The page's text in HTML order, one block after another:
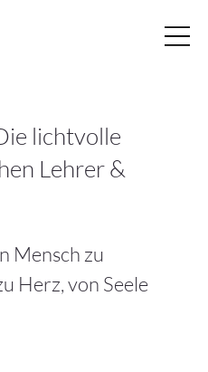
lichtvolle
Lehrer &
Mensch zu
Herz, von Seele